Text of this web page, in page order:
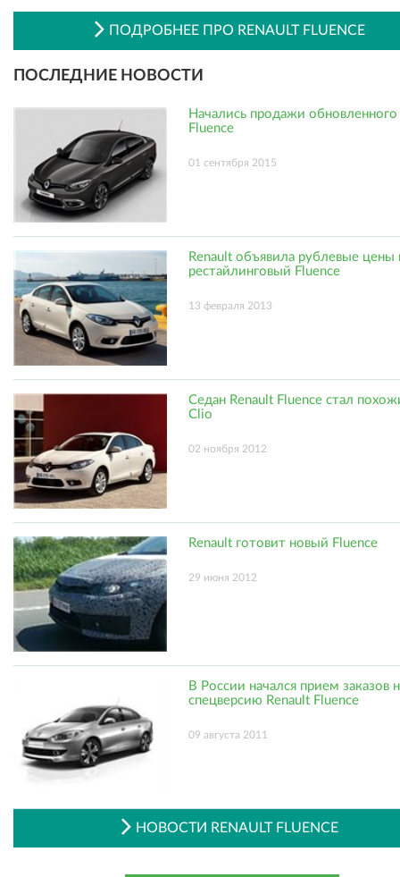
ПОДРОБНЕЕ ПРО RENAULT FLUENCE
ПОСЛЕДНИЕ НОВОСТИ
Начались продажи обновленного
Fluence
01 сентября 2015
Renault объявила рублевые цены
рестайлинговый Fluence
13 февраля 2013
Седан Renault Fluence стал
Clio
02 ноября 2012
Renault готовит новый Fluence
29 июня 2012
В России начался прием заказов
спецверсию Renault Fluence
09 августа 2011
НОВОСТИ RENAULT FLUENCE